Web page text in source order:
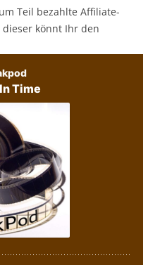
Teil bezahlte Affiliate-
könnt Ihr den